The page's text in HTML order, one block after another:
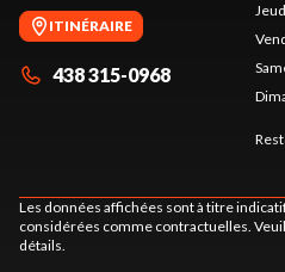
ITINÉRAIRE
438 315-0968
Les données affichées sont à titre
considérées comme contractuelles.
détails.